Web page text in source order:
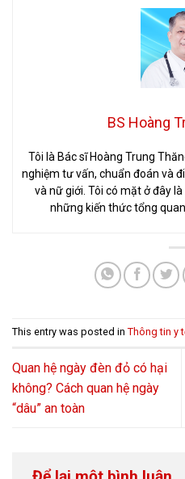
BS Hoàng
Tôi là Bác sĩ Hoàng Trung
nghiệm tư vấn, chuẩn đoán và
và nữ giới. Tôi có mặt ở đây
những kiến thức tổng
This entry was posted in Thông tin y
Quan hệ ngày đèn đỏ có hại
không? Cách quan hệ ngày
“dâu” an toàn